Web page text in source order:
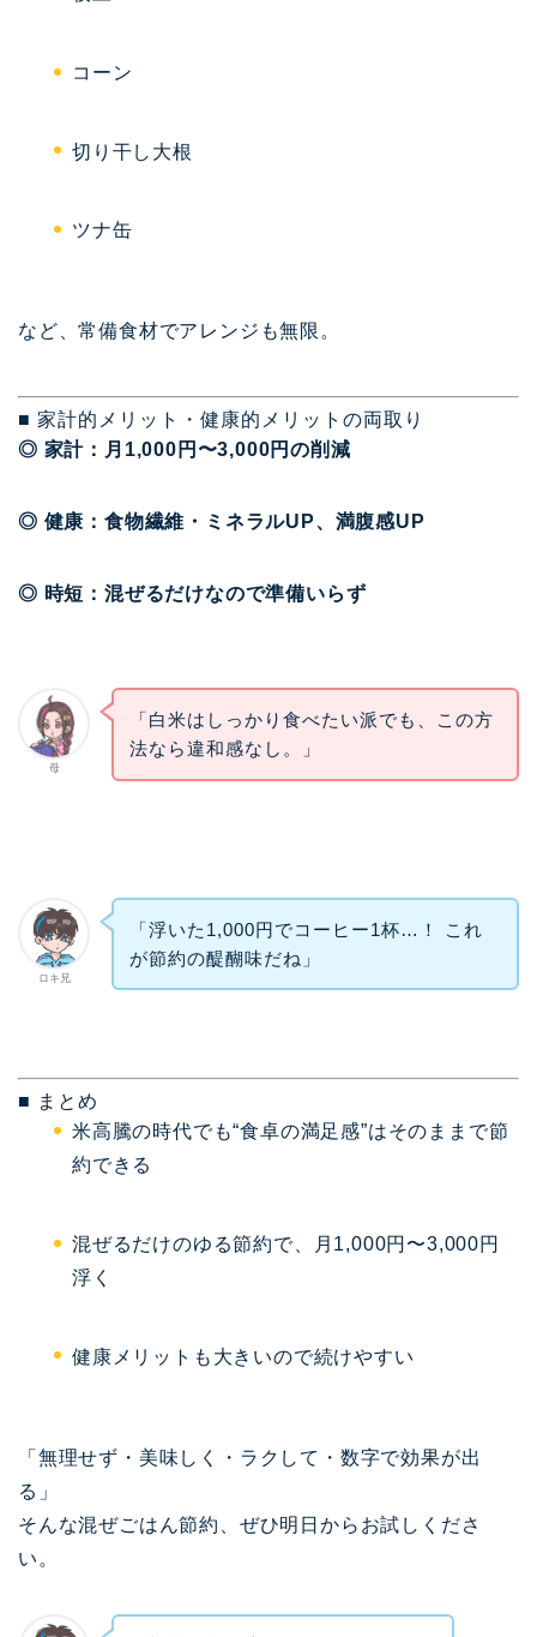
コーン
切り干し大根
ツナ缶
など、常備食材でアレンジも無限。
■ 家計的メリット・健康的メリットの両取り
◎ 家計：月1,000円〜3,000円の削減
◎ 健康：食物繊維・ミネラルUP、満腹感UP
◎ 時短：混ぜるだけなので準備いらず
母
「白米はしっかり食べたい派でも、この方
法なら違和感なし。」
ロキ兄
「浮いた1,000円でコーヒー1杯…！ これ
が節約の醍醐味だね」
■ まとめ
米高騰の時代でも“食卓の満足感”はそのままで節
約できる
混ぜるだけのゆる節約で、月1,000円〜3,000円
浮く
健康メリットも大きいので続けやすい
「無理せず・美味しく・ラクして・数字で効果が出
る」
そんな混ぜごはん節約、ぜひ明日からお試しくださ
い。